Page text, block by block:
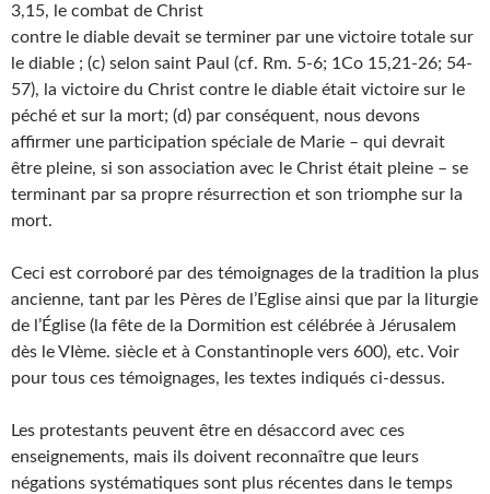
3,15, le combat de Christ
contre le diable devait se terminer par une victoire totale sur
le diable ; (c) selon saint Paul (cf. Rm. 5-6; 1Co 15,21-26; 54-
57), la victoire du Christ contre le diable était victoire sur le
péché et sur la mort; (d) par conséquent, nous devons
affirmer une participation spéciale de Marie – qui devrait
être pleine, si son association avec le Christ était pleine – se
terminant par sa propre résurrection et son triomphe sur la
mort.
Ceci est corroboré par des témoignages de la tradition la plus
ancienne, tant par les Pères de l’Eglise ainsi que par la liturgie
de l’Église (la fête de la Dormition est célébrée à Jérusalem
dès le VIème. siècle et à Constantinople vers 600), etc. Voir
pour tous ces témoignages, les textes indiqués ci-dessus.
Les protestants peuvent être en désaccord avec ces
enseignements, mais ils doivent reconnaître que leurs
négations systématiques sont plus récentes dans le temps